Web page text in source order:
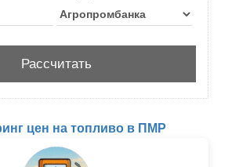
цен на топливо в ПМР